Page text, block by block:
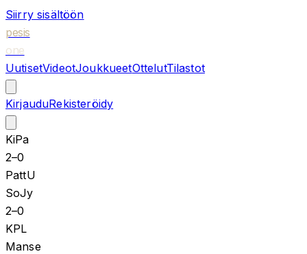
Siirry sisältöön
pesis
one
UutisetVideotJoukkueetOttelutTilastot
KirjauduRekisteröidy
KiPa
2–0
PattU
SoJy
2–0
KPL
Manse